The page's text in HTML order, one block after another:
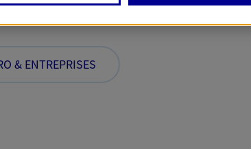
& ENTREPRISES